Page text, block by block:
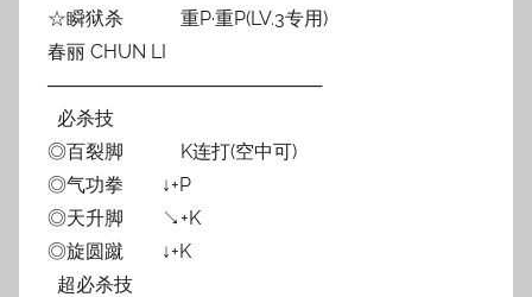
☆瞬狱杀 重P·重P(LV.3专用)
春丽 CHUN LI
─────────────────────
必杀技
◎百裂脚 K连打(空中可)
◎气功拳 ↓+P
◎天升脚 ↘+K
◎旋圆蹴 ↓+K
超必杀技